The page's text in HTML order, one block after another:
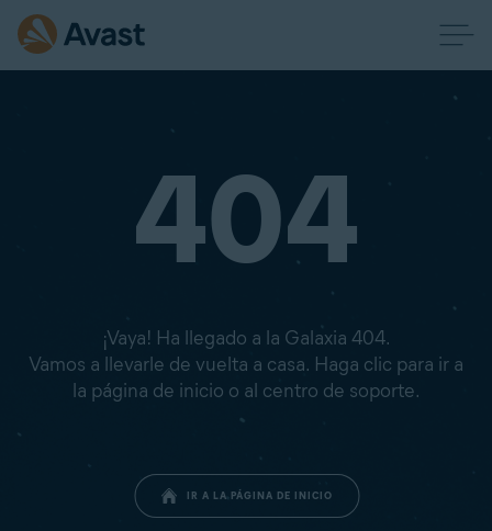
404
¡Vaya! Ha llegado a la Galaxia 404.
Vamos a llevarle de vuelta a casa. Haga clic para ir a
la página de inicio o al centro de soporte.
IR A LA PÁGINA DE INICIO